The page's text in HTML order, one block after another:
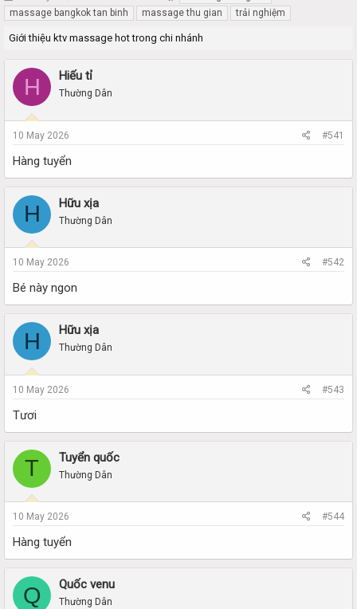
h
r
e
s
t
r
t
t
a
r
d
a
t
massage bangkok tan binh
massage thu gian trải nghiệm
Giới thiệu ktv massage hot trong chi nhánh
H Hiếu tỉ
Thường Dân
10 May 2026 #541
Hàng tuyển
H Hữu xịa
Thường Dân
10 May 2026 #542
Bé này ngon
H Hữu xịa
Thường Dân
10 May 2026 #543
Tươi
T Tuyển quốc
Thường Dân
10 May 2026 #544
Hàng tuyển
Q Quốc venu
Thường Dân